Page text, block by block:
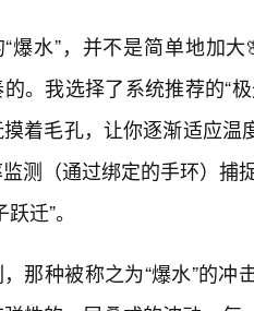
“爆水”，并不是简单地加
。我选择了系统推荐的“
着毛孔，让你逐渐适应
测（通过绑定的手环）捕
迁”。
那种被称之为“爆水”的